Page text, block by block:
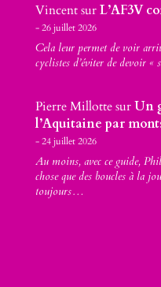
VincentsurL’AF3V
26 juillet 2026
Cela leur permet de voir
cyclistes d’éviter de devoir
Pierre MillottesurUn
l’Aquitaine par
24 juillet 2026
Au moins, avec ce guide,
chose que des boucles à la
toujours…